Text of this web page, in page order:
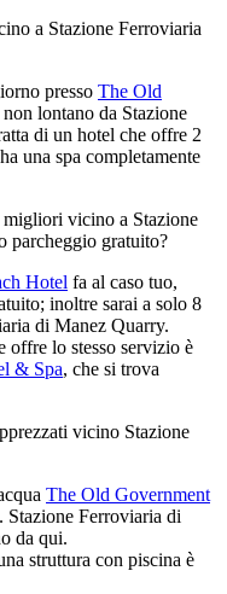
a Stazione Ferroviaria
presso The Old
non lontano da Stazione
di un hotel che offre 2
una spa completamente
vicino a Stazione
parcheggio gratuito?
Hotel fa al caso tuo,
inoltre sarai a solo 8
di Manez Quarry.
offre lo stesso servizio è
& Spa, che si trova
vicino Stazione
The Old Government
Stazione Ferroviaria di
da qui.
struttura con piscina è